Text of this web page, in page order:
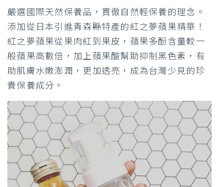
嚴選國際天然保養品，貫徹自然輕保養的理念。
添加從日本引進青森縣特產的紅之夢蘋果精華！
紅之夢蘋果從果肉紅到果皮，蘋果多酚含量較一
般蘋果高數倍，加上蘋果酸幫助抑制黑色素，有
助肌膚水嫩澎潤，更加透亮，成為台灣少見的珍
貴保養成分。